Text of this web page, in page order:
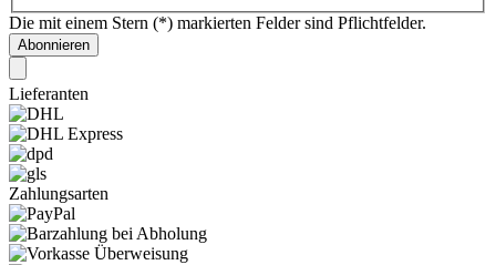
Die mit einem Stern (*) markierten Felder sind Pflichtfelder.
Abonnieren
Lieferanten
Zahlungsarten